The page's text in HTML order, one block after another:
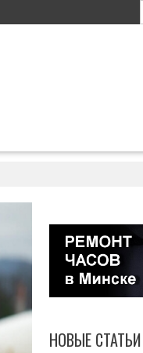
НОВЫЕ СТАТЬИ